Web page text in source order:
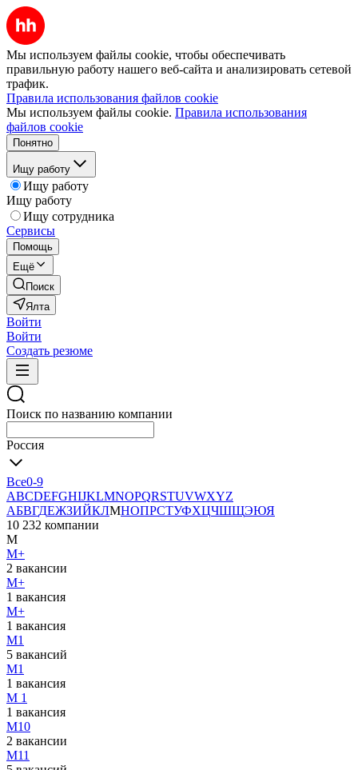
Мы используем файлы cookie, чтобы обеспечивать
правильную работу нашего веб-сайта и анализировать сетевой
трафик.
Правила использования файлов cookie
Мы используем файлы cookie. Правила использования
файлов cookie
Понятно
Ищу работу
Ищу работу
Ищу работу
Ищу сотрудника
Сервисы
Помощь
Ещё
Поиск
Ялта
Войти
Войти
Создать резюме
Поиск по названию компании
Россия
Все0-9
ABCDEFGHIJKLMNOPQRSTUVWXYZ
АБВГДЕЖЗИЙКЛМНОПРСТУФХЦЧШЩЭЮЯ
10 232 компании
М
М+
2 вакансии
М+
1 вакансия
М+
1 вакансия
М1
5 вакансий
М1
1 вакансия
М 1
1 вакансия
М10
2 вакансии
М11